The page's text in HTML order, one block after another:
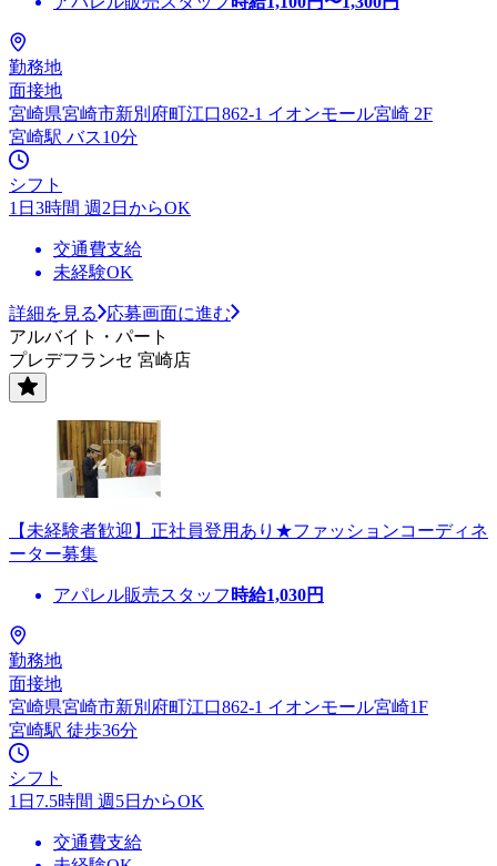
勤務地
面接地
宮崎県宮崎市新別府町江口862-1 イオンモール宮崎 2F
宮崎駅 バス10分
シフト
1日3時間 週2日からOK
交通費支給
未経験OK
詳細を見る
応募画面に進む
アルバイト・パート
プレデフランセ 宮崎店
【未経験者歓迎】正社員登用あり★ファッションコーディネ
ーター募集
アパレル販売スタッフ 時給1,030円
勤務地
面接地
宮崎県宮崎市新別府町江口862-1 イオンモール宮崎1F
宮崎駅 徒歩36分
シフト
1日7.5時間 週5日からOK
交通費支給